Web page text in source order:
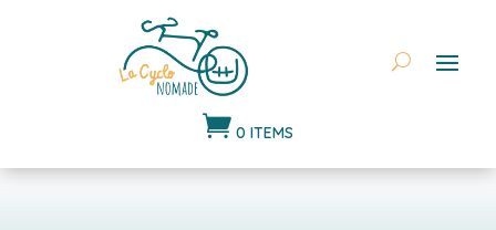
 0 ITEMS